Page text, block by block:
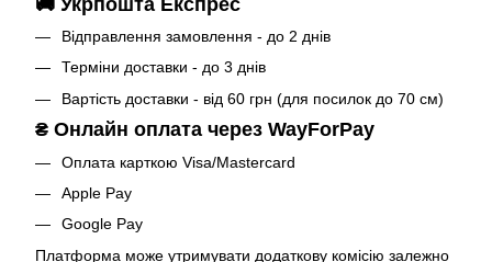
Відправлення замовлення - до 2 днів
Терміни доставки - до 3 днів
Вартість доставки - від 60 грн (для посилок до 70 см)
₴ Онлайн оплата через WayForPay
Оплата карткою Visa/Mastercard
Apple Pay
Google Pay
Платформа може утримувати додаткову комісію залежно